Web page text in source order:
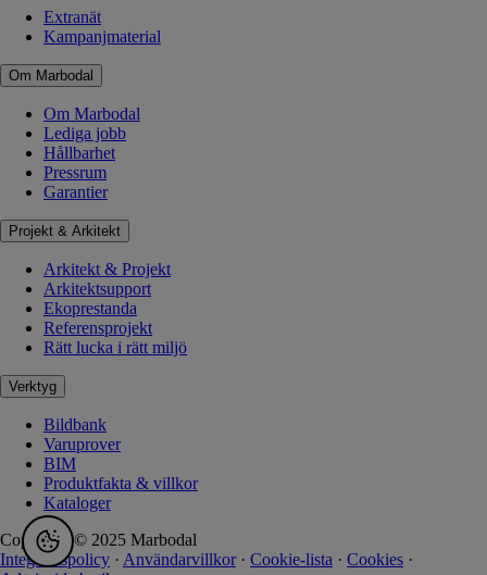
Extranät
Kampanjmaterial
Om Marbodal
Om Marbodal
Lediga jobb
Hållbarhet
Pressrum
Garantier
Projekt & Arkitekt
Arkitekt & Projekt
Arkitektsupport
Ekoprestanda
Referensprojekt
Rätt lucka i rätt miljö
Verktyg
Bildbank
Varuprover
BIM
Produktfakta & villkor
Kataloger
Copyright © 2025 Marbodal
Integritetspolicy · Användarvillkor · Cookie-lista · Cookies ·